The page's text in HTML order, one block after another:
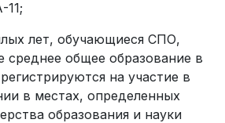
лет, обучающиеся СПО,
общее образование в
на участие в
в местах, определенных
образования и науки